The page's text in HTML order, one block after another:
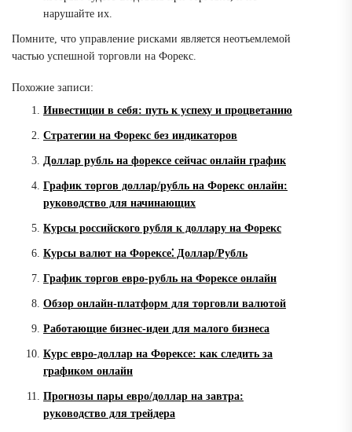
нарушайте их.
Помните, что управление рисками является неотъемлемой
частью успешной торговли на Форекс.
Похожие записи:
Инвестиции в себя: путь к успеху и процветанию
Стратегии на Форекс без индикаторов
Доллар рубль на форексе сейчас онлайн график
График торгов доллар/рубль на Форекс онлайн:
руководство для начинающих
Курсы российского рубля к доллару на Форекс
Курсы валют на Форексе⁚ Доллар/Рубль
График торгов евро-рубль на Форексе онлайн
Обзор онлайн-платформ для торговли валютой
Работающие бизнес-идеи для малого бизнеса
Курс евро-доллар на Форексе: как следить за
графиком онлайн
Прогнозы пары евро/доллар на завтра:
руководство для трейдера